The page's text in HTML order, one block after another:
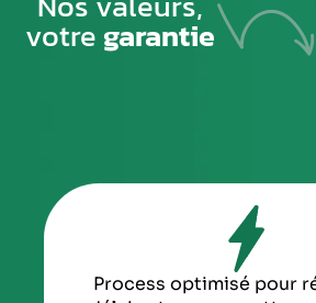
votregarantie
Process optimisé pour